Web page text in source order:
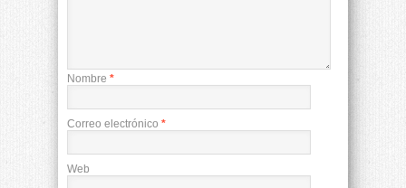
Nombre *
Correo electrónico *
Web